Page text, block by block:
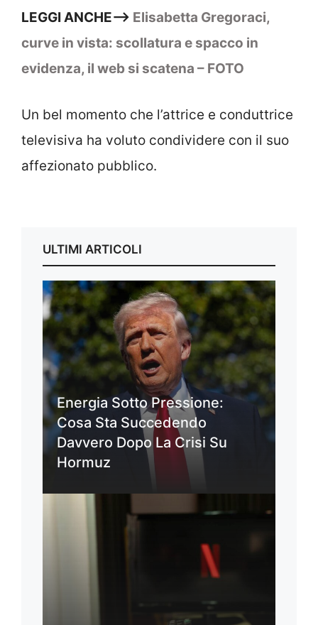
LEGGI ANCHE–> Elisabetta Gregoraci,
curve in vista: scollatura e spacco in
evidenza, il web si scatena – FOTO
Un bel momento che l’attrice e conduttrice
televisiva ha voluto condividere con il suo
affezionato pubblico.
ULTIMI ARTICOLI
Energia Sotto Pressione:
Cosa Sta Succedendo
Davvero Dopo La Crisi Su
Hormuz